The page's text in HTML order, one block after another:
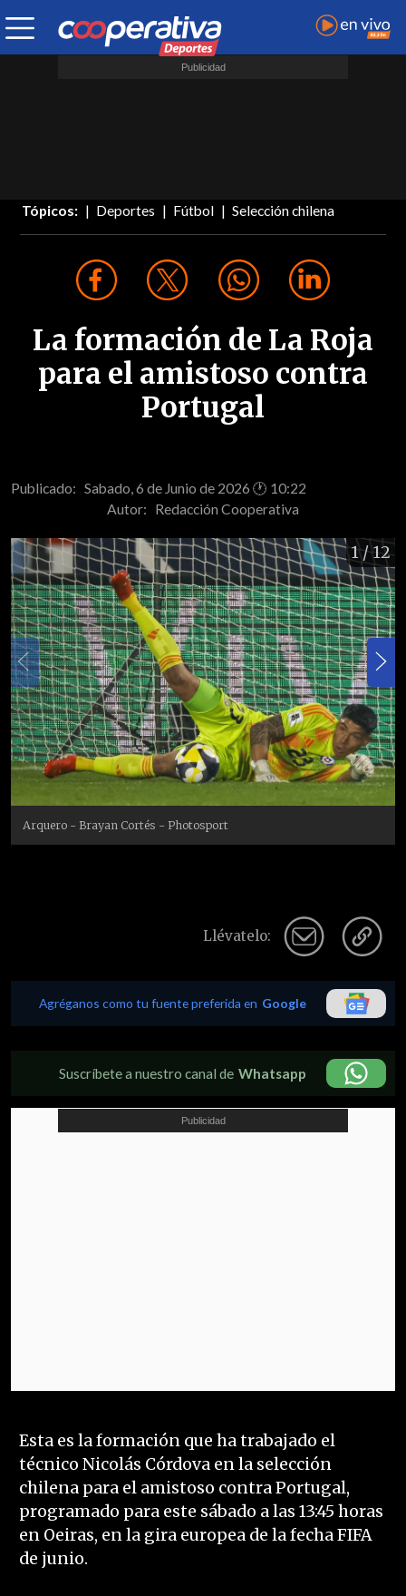
Tópicos: Deportes Fútbol Selección chilena
La formación de La Roja
para el amistoso contra
Portugal
Publicado: Sabado, 6 de Junio de 2026 🕐 10:22
Autor: Redacción Cooperativa
1/ 12
Arquero - Brayan Cortés - Photosport
Llévatelo:
Agréganos como tu fuente preferida en Google
Suscríbete a nuestro canal de Whatsapp
Esta es la formación que ha trabajado el
técnico Nicolás Córdova en la selección
chilena para el amistoso contra Portugal,
programado para este sábado a las 13:45 horas
en Oeiras, en la gira europea de la fecha FIFA
de junio.